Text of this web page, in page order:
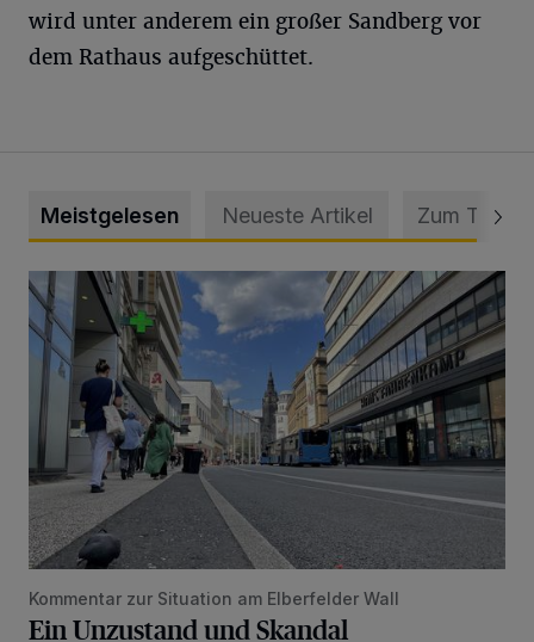
wird unter anderem ein großer Sandberg vor
dem Rathaus aufgeschüttet.
Meistgelesen Neueste Artikel Zum Thema
Ein Unzustand und Skandal
Kommentar zur Situation am Elberfelder Wall
Ein Unzustand und Skandal